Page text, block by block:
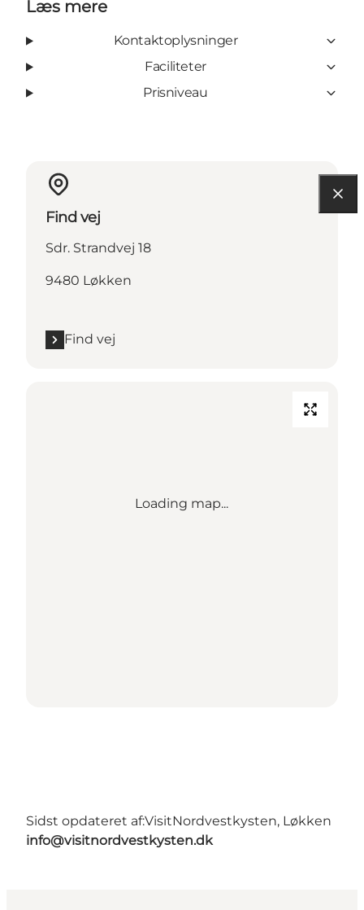
Læs mere
Kontaktoplysninger
Faciliteter
Prisniveau
Find vej
Sdr. Strandvej 18
9480 Løkken
Find vej
Loading map...
Sidst opdateret af:VisitNordvestkysten, Løkken
info@visitnordvestkysten.dk